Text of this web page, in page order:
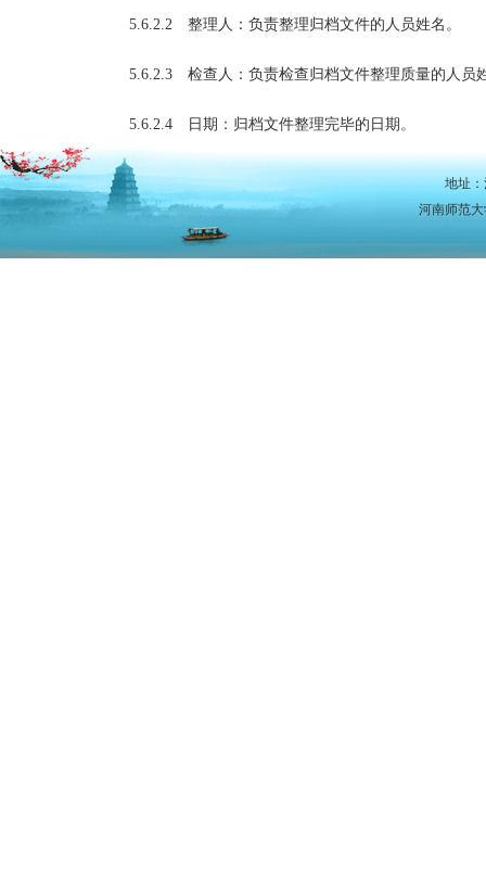
5.6.2.2 整理人：负责整理归档文件的人员姓名。
5.6.2.3 检查人：负责检查归档文件整理质量的人员
5.6.2.4 日期：归档文件整理完毕的日期。
地址
河南师范